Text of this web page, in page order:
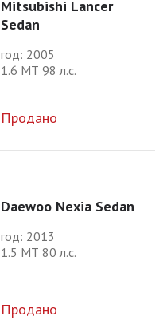
Mitsubishi Lancer
Sedan
год: 2005
1.6 МТ 98 л.с.
Продано
Daewoo Nexia Sedan
год: 2013
1.5 МТ 80 л.с.
Продано